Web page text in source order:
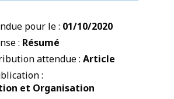
pour le 01/10/2020
Résumé
attendue Article
et Organisation